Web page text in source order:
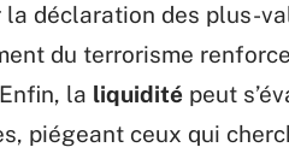
la déclaration des plus-
du terrorisme
la liquidité peut
piégeant ceux qui